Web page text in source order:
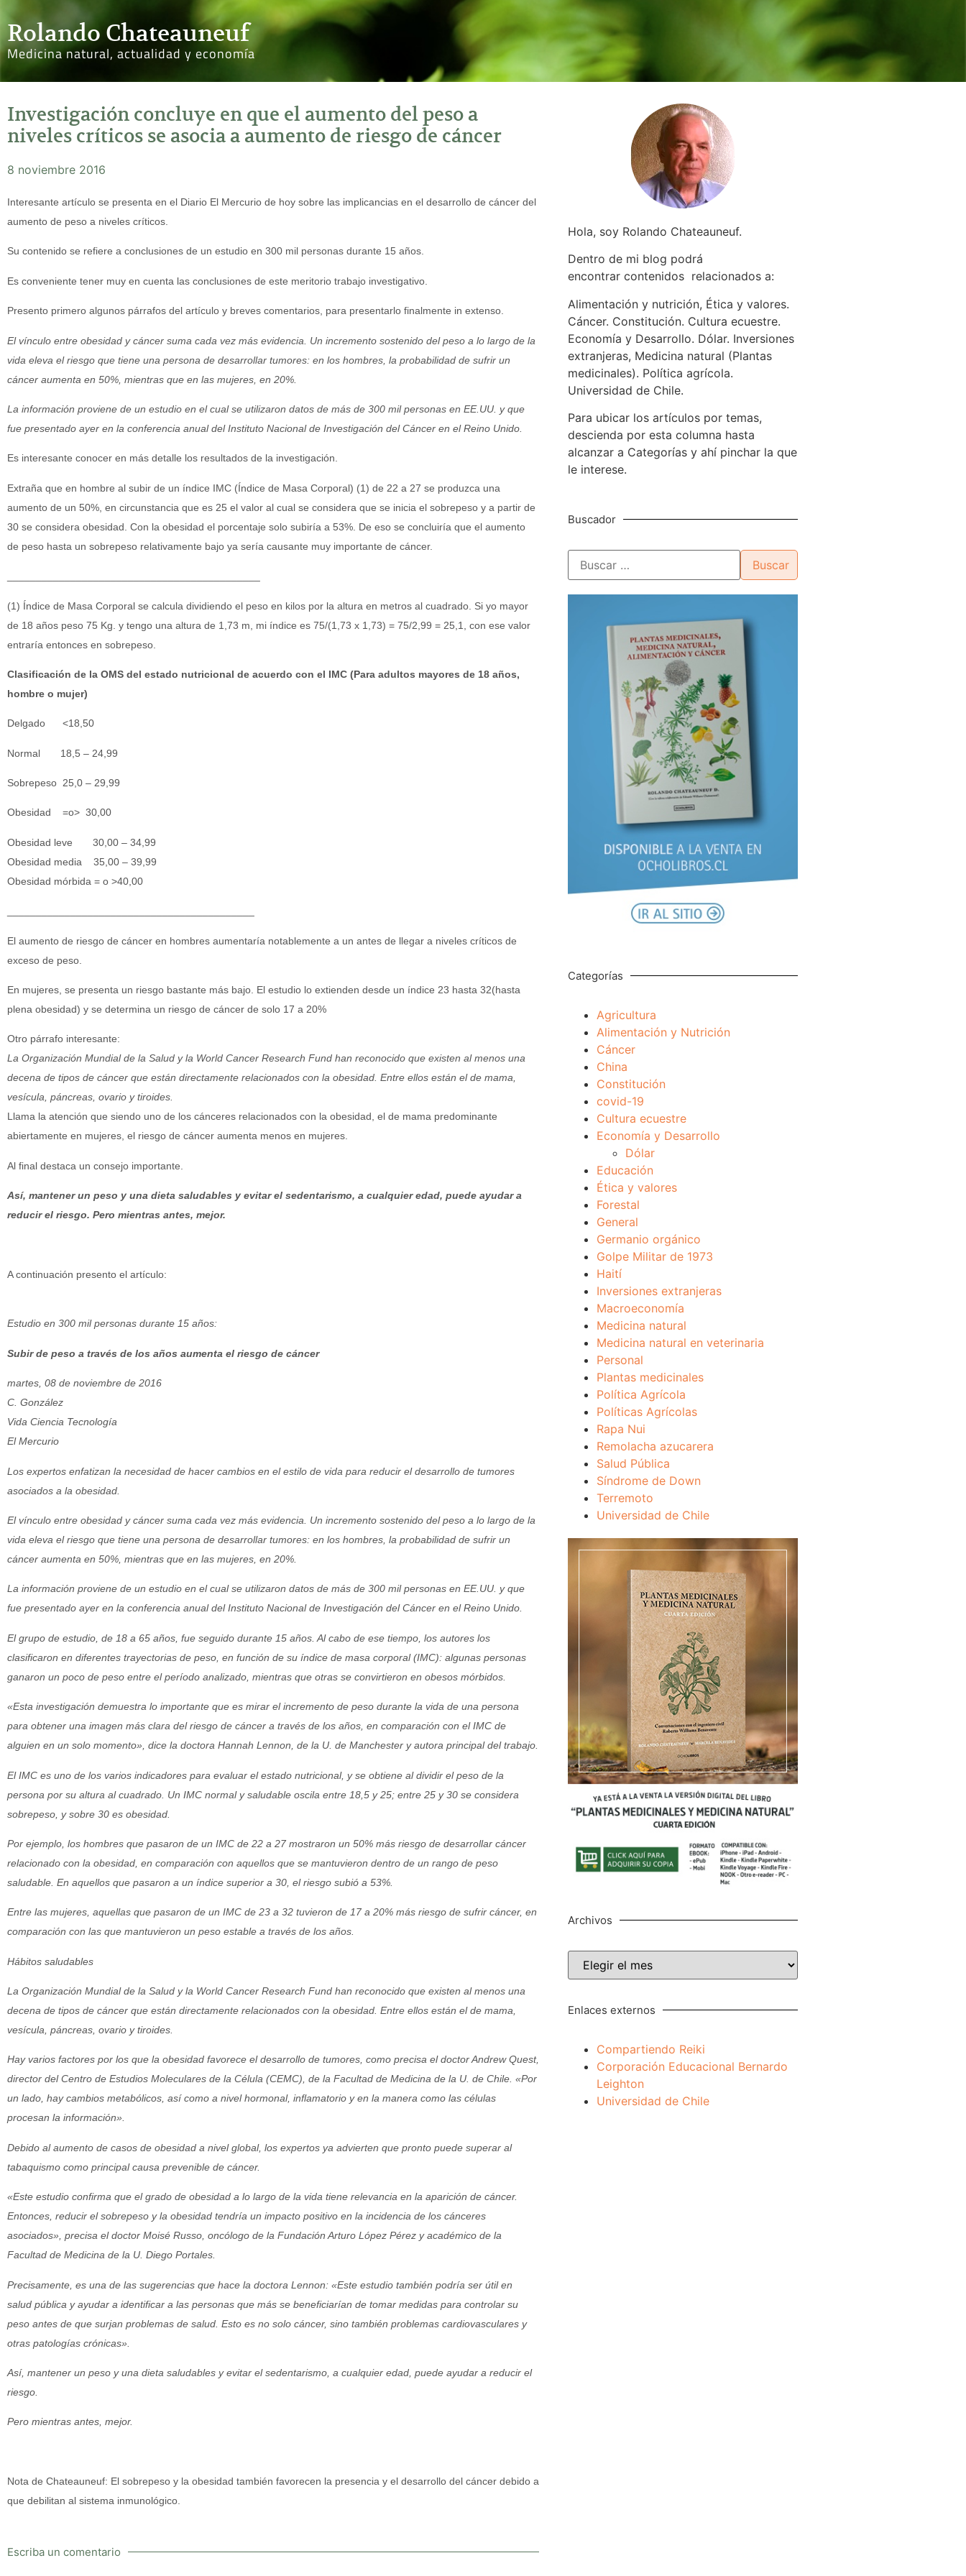
Rolando Chateauneuf
Medicina natural, actualidad y economía
Investigación concluye en que el aumento del peso a
niveles críticos se asocia a aumento de riesgo de cáncer
8 noviembre 2016
Interesante artículo se presenta en el Diario El Mercurio de hoy sobre las implicancias en el desarrollo de cáncer del
aumento de peso a niveles críticos.
Su contenido se refiere a conclusiones de un estudio en 300 mil personas durante 15 años.
Es conveniente tener muy en cuenta las conclusiones de este meritorio trabajo investigativo.
Presento primero algunos párrafos del artículo y breves comentarios, para presentarlo finalmente in extenso.
El vínculo entre obesidad y cáncer suma cada vez más evidencia. Un incremento sostenido del peso a lo largo de la
vida eleva el riesgo que tiene una persona de desarrollar tumores: en los hombres, la probabilidad de sufrir un
cáncer aumenta en 50%, mientras que en las mujeres, en 20%.
La información proviene de un estudio en el cual se utilizaron datos de más de 300 mil personas en EE.UU. y que
fue presentado ayer en la conferencia anual del Instituto Nacional de Investigación del Cáncer en el Reino Unido.
Es interesante conocer en más detalle los resultados de la investigación.
Extraña que en hombre al subir de un índice IMC (Índice de Masa Corporal) (1) de 22 a 27 se produzca una
aumento de un 50%, en circunstancia que es 25 el valor al cual se considera que se inicia el sobrepeso y a partir de
30 se considera obesidad. Con la obesidad el porcentaje solo subiría a 53%. De eso se concluiría que el aumento
de peso hasta un sobrepeso relativamente bajo ya sería causante muy importante de cáncer.
(1) Índice de Masa Corporal se calcula dividiendo el peso en kilos por la altura en metros al cuadrado. Si yo mayor
de 18 años peso 75 Kg. y tengo una altura de 1,73 m, mi índice es 75/(1,73 x 1,73) = 75/2,99 = 25,1, con ese valor
entraría entonces en sobrepeso.
Clasificación de la OMS del estado nutricional de acuerdo con el IMC (Para adultos mayores de 18 años,
hombre o mujer)
Delgado <18,50
Normal 18,5 – 24,99
Sobrepeso 25,0 – 29,99
Obesidad =o> 30,00
Obesidad leve 30,00 – 34,99
Obesidad media 35,00 – 39,99
Obesidad mórbida = o >40,00
El aumento de riesgo de cáncer en hombres aumentaría notablemente a un antes de llegar a niveles críticos de
exceso de peso.
En mujeres, se presenta un riesgo bastante más bajo. El estudio lo extienden desde un índice 23 hasta 32(hasta
plena obesidad) y se determina un riesgo de cáncer de solo 17 a 20%
Otro párrafo interesante:
La Organización Mundial de la Salud y la World Cancer Research Fund han reconocido que existen al menos una
decena de tipos de cáncer que están directamente relacionados con la obesidad. Entre ellos están el de mama,
vesícula, páncreas, ovario y tiroides.
Llama la atención que siendo uno de los cánceres relacionados con la obesidad, el de mama predominante
abiertamente en mujeres, el riesgo de cáncer aumenta menos en mujeres.
Al final destaca un consejo importante.
Así, mantener un peso y una dieta saludables y evitar el sedentarismo, a cualquier edad, puede ayudar a
reducir el riesgo. Pero mientras antes, mejor.
A continuación presento el artículo:
Estudio en 300 mil personas durante 15 años:
Subir de peso a través de los años aumenta el riesgo de cáncer
martes, 08 de noviembre de 2016
C. González
Vida Ciencia Tecnología
El Mercurio
Los expertos enfatizan la necesidad de hacer cambios en el estilo de vida para reducir el desarrollo de tumores
asociados a la obesidad.
El vínculo entre obesidad y cáncer suma cada vez más evidencia. Un incremento sostenido del peso a lo largo de la
vida eleva el riesgo que tiene una persona de desarrollar tumores: en los hombres, la probabilidad de sufrir un
cáncer aumenta en 50%, mientras que en las mujeres, en 20%.
La información proviene de un estudio en el cual se utilizaron datos de más de 300 mil personas en EE.UU. y que
fue presentado ayer en la conferencia anual del Instituto Nacional de Investigación del Cáncer en el Reino Unido.
El grupo de estudio, de 18 a 65 años, fue seguido durante 15 años. Al cabo de ese tiempo, los autores los
clasificaron en diferentes trayectorias de peso, en función de su índice de masa corporal (IMC): algunas personas
ganaron un poco de peso entre el período analizado, mientras que otras se convirtieron en obesos mórbidos.
«Esta investigación demuestra lo importante que es mirar el incremento de peso durante la vida de una persona
para obtener una imagen más clara del riesgo de cáncer a través de los años, en comparación con el IMC de
alguien en un solo momento», dice la doctora Hannah Lennon, de la U. de Manchester y autora principal del trabajo.
El IMC es uno de los varios indicadores para evaluar el estado nutricional, y se obtiene al dividir el peso de la
persona por su altura al cuadrado. Un IMC normal y saludable oscila entre 18,5 y 25; entre 25 y 30 se considera
sobrepeso, y sobre 30 es obesidad.
Por ejemplo, los hombres que pasaron de un IMC de 22 a 27 mostraron un 50% más riesgo de desarrollar cáncer
relacionado con la obesidad, en comparación con aquellos que se mantuvieron dentro de un rango de peso
saludable. En aquellos que pasaron a un índice superior a 30, el riesgo subió a 53%.
Entre las mujeres, aquellas que pasaron de un IMC de 23 a 32 tuvieron de 17 a 20% más riesgo de sufrir cáncer, en
comparación con las que mantuvieron un peso estable a través de los años.
Hábitos saludables
La Organización Mundial de la Salud y la World Cancer Research Fund han reconocido que existen al menos una
decena de tipos de cáncer que están directamente relacionados con la obesidad. Entre ellos están el de mama,
vesícula, páncreas, ovario y tiroides.
Hay varios factores por los que la obesidad favorece el desarrollo de tumores, como precisa el doctor Andrew Quest,
director del Centro de Estudios Moleculares de la Célula (CEMC), de la Facultad de Medicina de la U. de Chile. «Por
un lado, hay cambios metabólicos, así como a nivel hormonal, inflamatorio y en la manera como las células
procesan la información».
Debido al aumento de casos de obesidad a nivel global, los expertos ya advierten que pronto puede superar al
tabaquismo como principal causa prevenible de cáncer.
«Este estudio confirma que el grado de obesidad a lo largo de la vida tiene relevancia en la aparición de cáncer.
Entonces, reducir el sobrepeso y la obesidad tendría un impacto positivo en la incidencia de los cánceres
asociados», precisa el doctor Moisé Russo, oncólogo de la Fundación Arturo López Pérez y académico de la
Facultad de Medicina de la U. Diego Portales.
Precisamente, es una de las sugerencias que hace la doctora Lennon: «Este estudio también podría ser útil en
salud pública y ayudar a identificar a las personas que más se beneficiarían de tomar medidas para controlar su
peso antes de que surjan problemas de salud. Esto es no solo cáncer, sino también problemas cardiovasculares y
otras patologías crónicas».
Así, mantener un peso y una dieta saludables y evitar el sedentarismo, a cualquier edad, puede ayudar a reducir el
riesgo.
Pero mientras antes, mejor.
Nota de Chateauneuf: El sobrepeso y la obesidad también favorecen la presencia y el desarrollo del cáncer debido a
que debilitan al sistema inmunológico.
Escriba un comentario
Hola, soy Rolando Chateauneuf.
Dentro de mi blog podrá
encontrar contenidos relacionados a:
Alimentación y nutrición, Ética y valores.
Cáncer. Constitución. Cultura ecuestre.
Economía y Desarrollo. Dólar. Inversiones
extranjeras, Medicina natural (Plantas
medicinales). Política agrícola.
Universidad de Chile.
Para ubicar los artículos por temas,
descienda por esta columna hasta
alcanzar a Categorías y ahí pinchar la que
le interese.
Buscador
Categorías
Agricultura
Alimentación y Nutrición
Cáncer
China
Constitución
covid-19
Cultura ecuestre
Economía y Desarrollo
Dólar
Educación
Ética y valores
Forestal
General
Germanio orgánico
Golpe Militar de 1973
Haití
Inversiones extranjeras
Macroeconomía
Medicina natural
Medicina natural en veterinaria
Personal
Plantas medicinales
Política Agrícola
Políticas Agrícolas
Rapa Nui
Remolacha azucarera
Salud Pública
Síndrome de Down
Terremoto
Universidad de Chile
Archivos
Enlaces externos
Compartiendo Reiki
Corporación Educacional Bernardo
Leighton
Universidad de Chile